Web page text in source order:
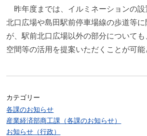
昨年度までは、イルミネーションの設
北口広場や島田駅前停車場線の歩道等
が、駅前北口広場以外の部分について
空間等の活用を提案いただくことが可能
カテゴリー
各課のお知らせ
産業経済部商工課（各課のお知らせ）
お知らせ（行政）